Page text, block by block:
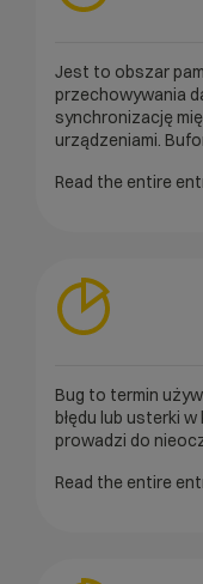
Jest to obszar
przechowywania
synchronizację
urządzeniami.
Read the entire
Bug to termin
błędu lub usterki
prowadzi do
Read the entire